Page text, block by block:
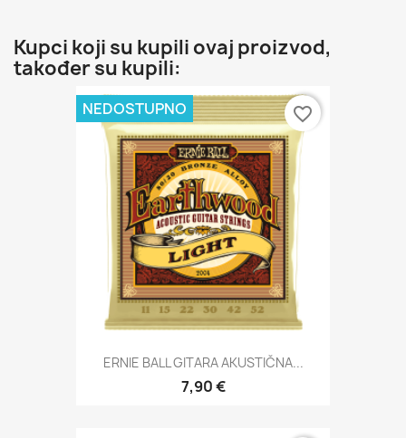
Kupci koji su kupili ovaj proizvod,
također su kupili:
ERNIE BALL GITARA AKUSTIČNA...
7,90 €
NEDOSTUPNO favorite_border